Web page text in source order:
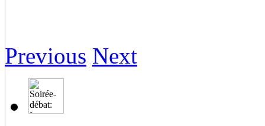
Previous Next